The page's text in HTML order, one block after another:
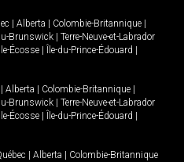
Alberta Colombie-Britannique
Brunswick
Terre-Neuve-et-Labrador
Écosse Île-du-Prince-Édouard
Alberta Colombie-Britannique
Brunswick
Terre-Neuve-et-Labrador
Écosse Île-du-Prince-Édouard
Alberta
Colombie-Britannique